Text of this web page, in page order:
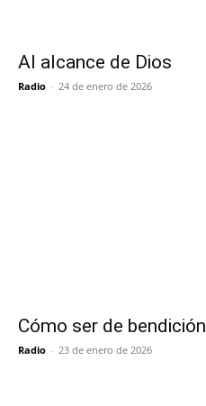
Al alcance de Dios
Radio - 24 de enero de 2026
Cómo ser de bendición
Radio - 23 de enero de 2026